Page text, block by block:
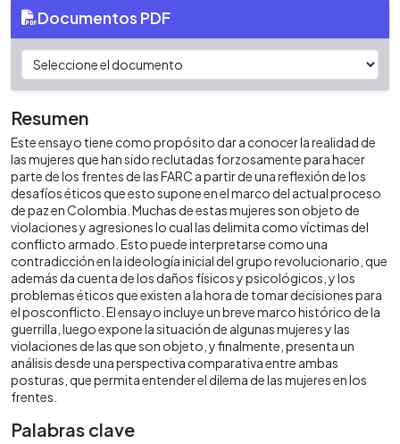
Documentos PDF
Resumen
Este ensayo tiene como propósito dar a conocer la realidad de
las mujeres que han sido reclutadas forzosamente para hacer
parte de los frentes de las FARC a partir de una reflexión de los
desafíos éticos que esto supone en el marco del actual proceso
de paz en Colombia. Muchas de estas mujeres son objeto de
violaciones y agresiones lo cual las delimita como víctimas del
conflicto armado. Esto puede interpretarse como una
contradicción en la ideología inicial del grupo revolucionario, que
además da cuenta de los daños físicos y psicológicos, y los
problemas éticos que existen a la hora de tomar decisiones para
el posconflicto. El ensayo incluye un breve marco histórico de la
guerrilla, luego expone la situación de algunas mujeres y las
violaciones de las que son objeto, y finalmente, presenta un
análisis desde una perspectiva comparativa entre ambas
posturas, que permita entender el dilema de las mujeres en los
frentes.
Palabras clave